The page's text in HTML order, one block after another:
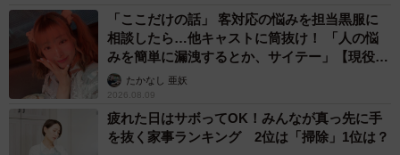
「ここだけの話」 客対応の悩みを担当黒服に
相談したら…他キャストに筒抜け！ 「人の悩
みを簡単に漏洩するとか、サイテー」【現役キ
ャストに取材】
たかなし 亜妖
2026.08.09
疲れた日はサボってOK！みんなが真っ先に手
を抜く家事ランキング 2位は「掃除」1位は？